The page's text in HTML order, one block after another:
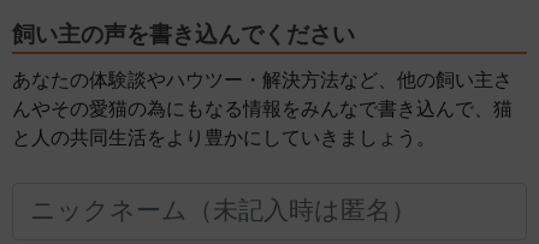
飼い主の声を書き込んでください
あなたの体験談やハウツー・解決方法など、他の飼い主さ
んやその愛猫の為にもなる情報をみんなで書き込んで、猫
と人の共同生活をより豊かにしていきましょう。